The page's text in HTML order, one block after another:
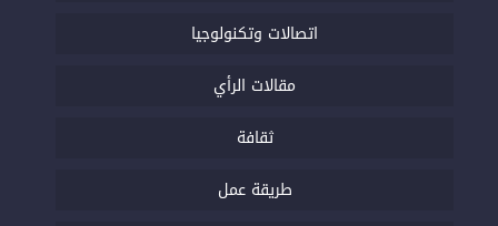
اتصالات وتكنولوجيا
مقالات الرأي
ثقافة
طريقة عمل